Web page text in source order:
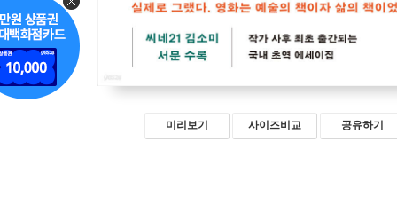
미리보기 사이즈비교 공유하기